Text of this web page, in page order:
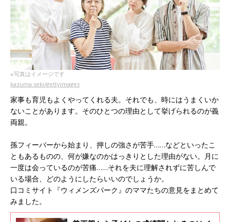
※写真はイメージです
kazuma seki/gettyimages
家事も育児もよくやってくれる夫。それでも、時にはうまくいか
ないことがあります。そのひとつの理由として挙げられるのが義
両親。
孫フィーバーから始まり、押しの強さが苦手……などといったこ
ともあるものの、何が嫌なのかはっきりとした理由がない。月に
一度は会っているのが苦痛……それを夫に理解されずに苦しんで
いる場合、どのようにしたらいいのでしょうか。
口コミサイト『ウィメンズパーク』のママたちの意見をまとめて
みました。